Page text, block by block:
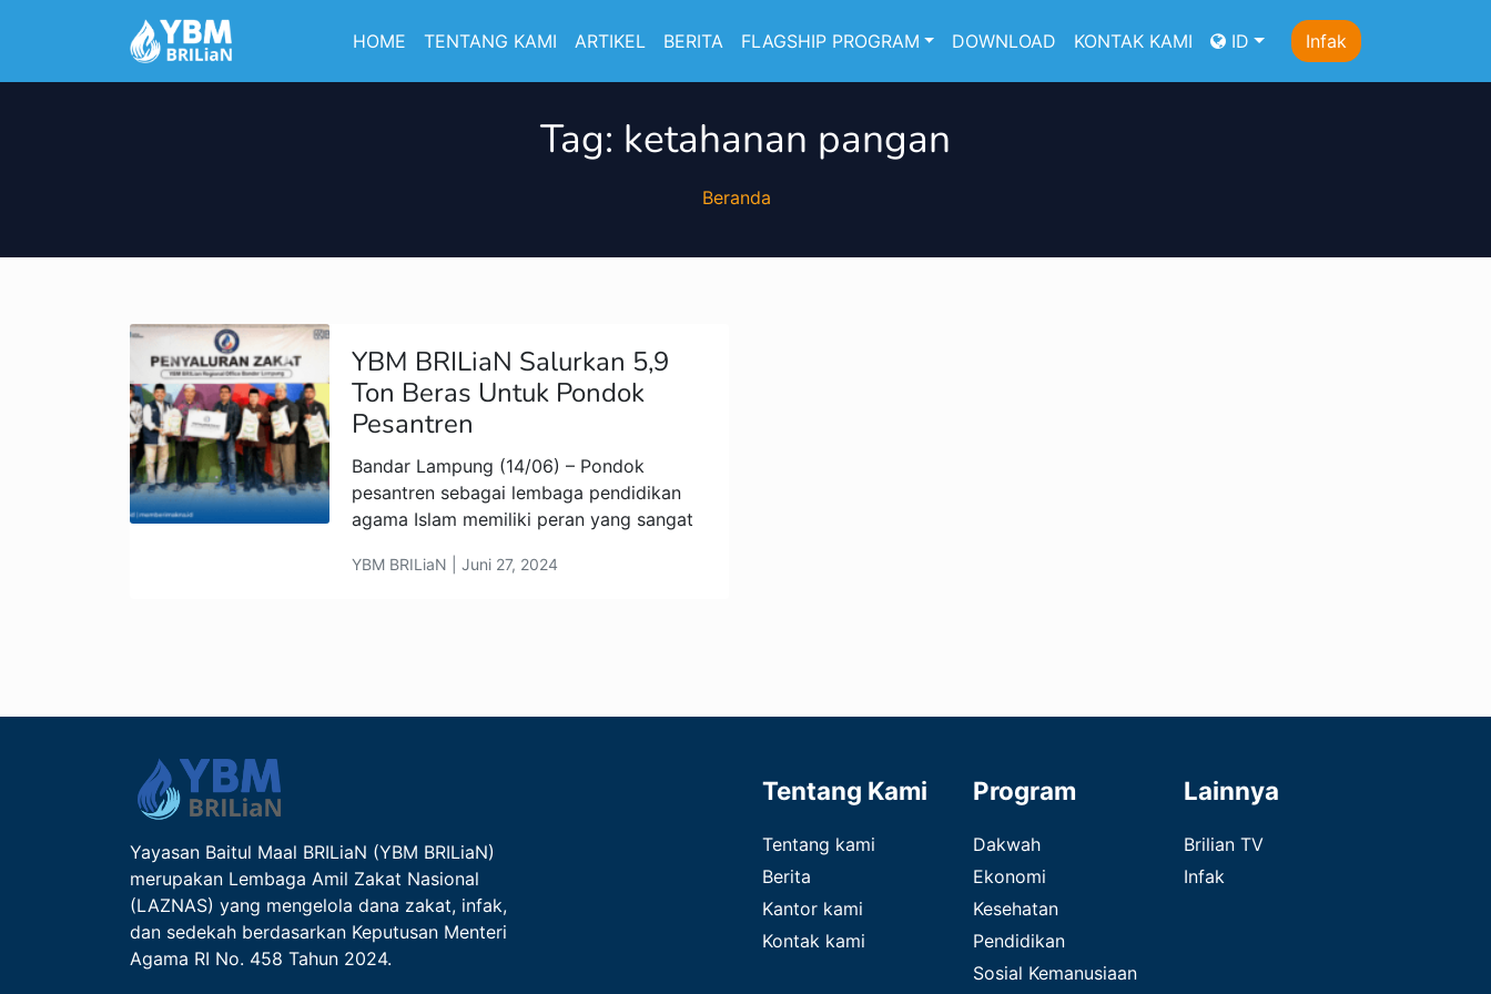
HOME TENTANG KAMI ARTIKEL BERITA FLAGSHIP PROGRAM DOWNLOAD KONTAK KAMI ID Infak
Tag: ketahanan pangan
Beranda
YBM BRILiaN Salurkan 5,9
Ton Beras Untuk Pondok
Pesantren
Bandar Lampung (14/06) – Pondok
pesantren sebagai lembaga pendidikan
agama Islam memiliki peran yang sangat
YBM BRILiaN | Juni 27, 2024
Yayasan Baitul Maal BRILiaN (YBM BRILiaN)
merupakan Lembaga Amil Zakat Nasional
(LAZNAS) yang mengelola dana zakat, infak,
dan sedekah berdasarkan Keputusan Menteri
Agama RI No. 458 Tahun 2024.
Tentang Kami
Tentang kami
Berita
Kantor kami
Kontak kami
Program
Dakwah
Ekonomi
Kesehatan
Pendidikan
Sosial Kemanusiaan
Lainnya
Brilian TV
Infak